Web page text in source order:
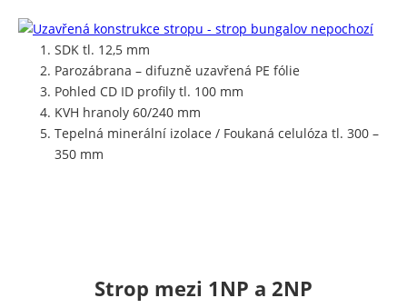
SDK tl. 12,5 mm
Parozábrana – difuzně uzavřená PE fólie
Pohled CD ID profily tl. 100 mm
KVH hranoly 60/240 mm
Tepelná minerální izolace / Foukaná celulóza tl. 300 –
350 mm
Strop mezi 1NP a 2NP